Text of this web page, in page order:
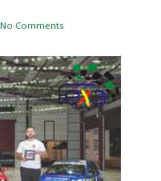
No Comments